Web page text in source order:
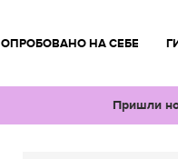
ОПРОБОВАНО НА СЕБЕ
Пришли